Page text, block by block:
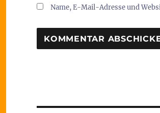
Name, E-Mail-Adresse und